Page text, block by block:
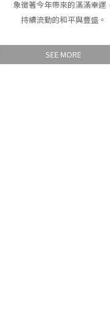
象徵著今年帶來的滿滿幸運
持續流動的和平與豐盛。
SEE MORE